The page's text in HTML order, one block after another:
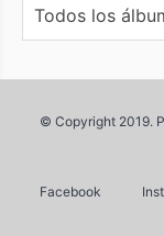
Todos los
© Copyright 2019.
Facebook